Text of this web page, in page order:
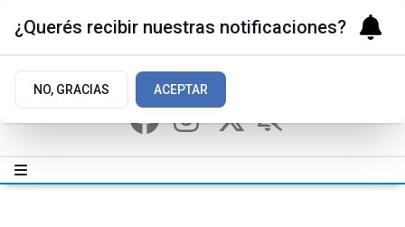
¿Querés recibir nuestras notificaciones?
NO, GRACIAS ACEPTAR